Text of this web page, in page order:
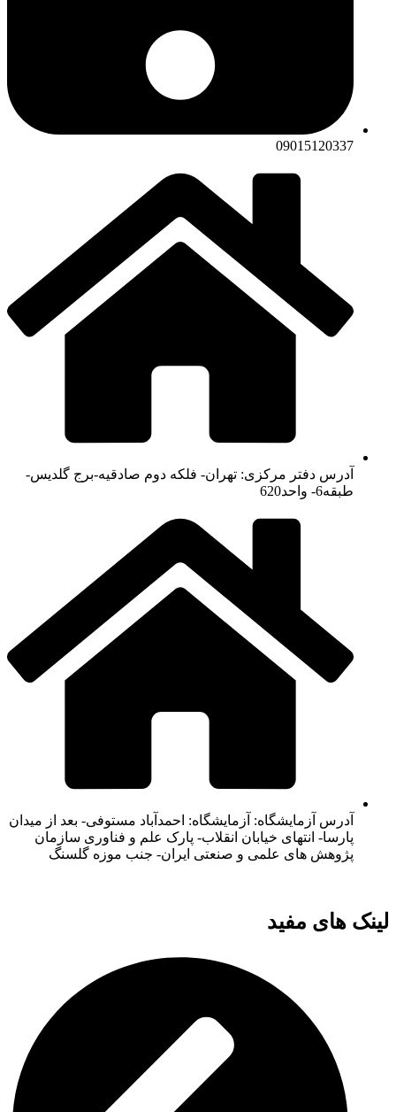
09015120337
آدرس دفتر مرکزی: تهران- فلکه دوم صادقیه-برج گلدیس-
طبقه6- واحد620
آدرس آزمایشگاه: آزمایشگاه: احمدآباد مستوفی- بعد از میدان
پارسا- انتهای خیابان انقلاب- پارک علم و فناوری سازمان
پژوهش های علمی و صنعتی ایران- جنب موزه گلسنگ
لینک های مفید